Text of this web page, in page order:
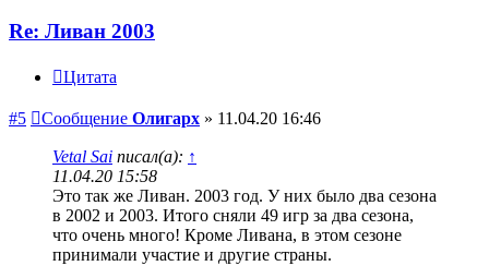
Re: Ливан 2003
Цитата
#5 Сообщение Олигарх » 11.04.20 16:46
Vetal Sai писал(а): ↑
11.04.20 15:58
Это так же Ливан. 2003 год. У них было два сезона
в 2002 и 2003. Итого сняли 49 игр за два сезона,
что очень много! Кроме Ливана, в этом сезоне
принимали участие и другие страны.